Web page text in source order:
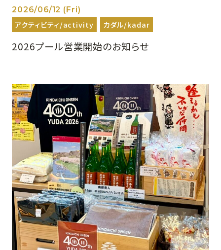
2026/06/12 (Fri)
アクティビティ/activity カダル/kadar
2026プール営業開始のお知らせ